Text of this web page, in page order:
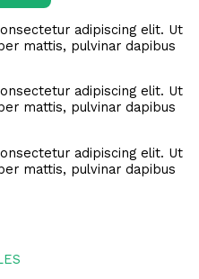
adipiscing elit. Ut
mattis, pulvinar dapibus
adipiscing elit. Ut
mattis, pulvinar dapibus
adipiscing elit. Ut
mattis, pulvinar dapibus